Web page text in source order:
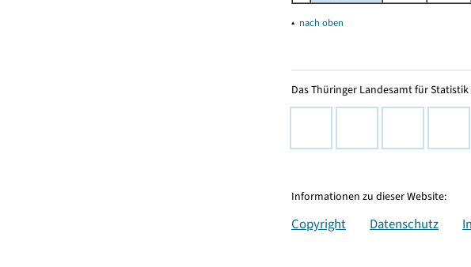
▴ nach oben
Das Thüringer Landesamt für
Informationen zu dieser Website:
Copyright Datenschutz